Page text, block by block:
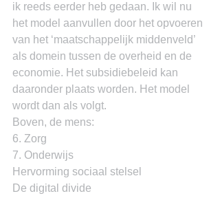
ik reeds eerder heb gedaan. Ik wil nu
het model aanvullen door het opvoeren
van het ‘maatschappelijk middenveld’
als domein tussen de overheid en de
economie. Het subsidiebeleid kan
daaronder plaats worden. Het model
wordt dan als volgt.
Boven, de mens:
6. Zorg
7. Onderwijs
Hervorming sociaal stelsel
De digital divide